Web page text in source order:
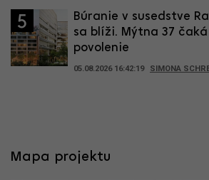
5
Búranie v susedstve
sa blíži. Mýtna 37
povolenie
05.08.2026 16:42:19 SIMONA
Mapa projektu